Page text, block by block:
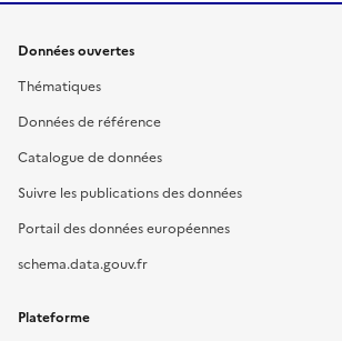
Données ouvertes
Thématiques
Données de référence
Catalogue de données
Suivre les publications des données
Portail des données européennes
schema.data.gouv.fr
Plateforme